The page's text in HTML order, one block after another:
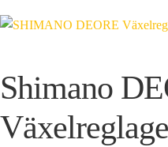
Shimano